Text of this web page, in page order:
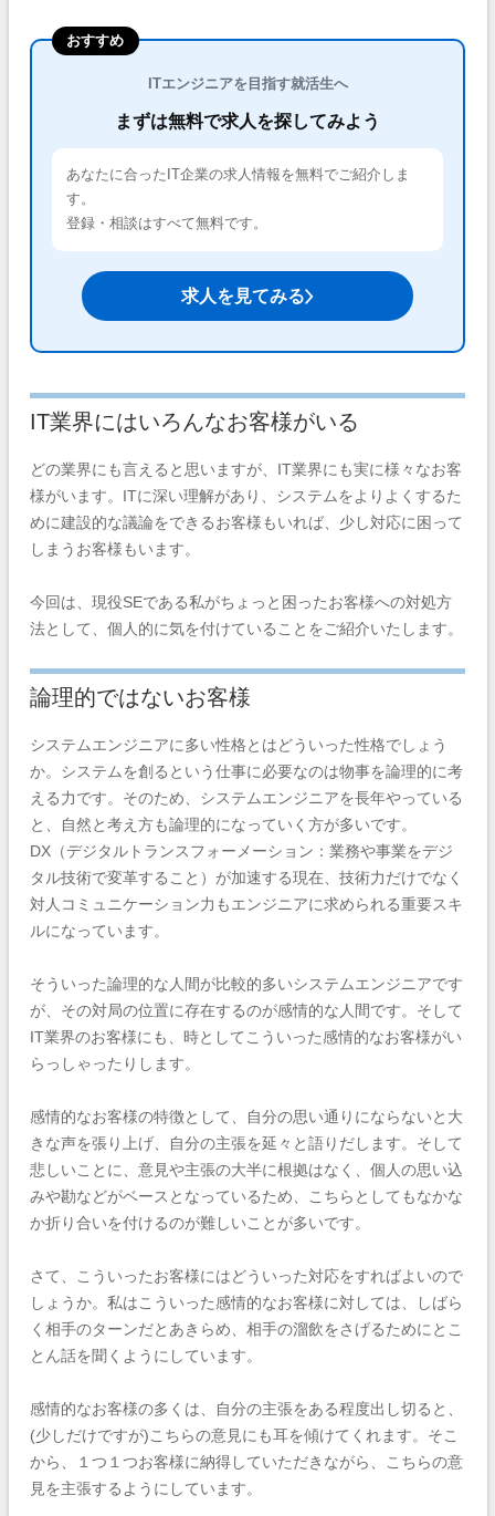
おすすめ
ITエンジニアを目指す就活生へ
まずは無料で求人を探してみよう
あなたに合ったIT企業の求人情報を無料でご紹介しま
す。
登録・相談はすべて無料です。
求人を見てみる
IT業界にはいろんなお客様がいる
どの業界にも言えると思いますが、IT業界にも実に様々なお客
様がいます。ITに深い理解があり、システムをよりよくするた
めに建設的な議論をできるお客様もいれば、少し対応に困って
しまうお客様もいます。
今回は、現役SEである私がちょっと困ったお客様への対処方
法として、個人的に気を付けていることをご紹介いたします。
論理的ではないお客様
システムエンジニアに多い性格とはどういった性格でしょう
か。システムを創るという仕事に必要なのは物事を論理的に考
える力です。そのため、システムエンジニアを長年やっている
と、自然と考え方も論理的になっていく方が多いです。
DX（デジタルトランスフォーメーション：業務や事業をデジ
タル技術で変革すること）が加速する現在、技術力だけでなく
対人コミュニケーション力もエンジニアに求められる重要スキ
ルになっています。
そういった論理的な人間が比較的多いシステムエンジニアです
が、その対局の位置に存在するのが感情的な人間です。そして
IT業界のお客様にも、時としてこういった感情的なお客様がい
らっしゃったりします。
感情的なお客様の特徴として、自分の思い通りにならないと大
きな声を張り上げ、自分の主張を延々と語りだします。そして
悲しいことに、意見や主張の大半に根拠はなく、個人の思い込
みや勘などがベースとなっているため、こちらとしてもなかな
か折り合いを付けるのが難しいことが多いです。
さて、こういったお客様にはどういった対応をすればよいので
しょうか。私はこういった感情的なお客様に対しては、しばら
く相手のターンだとあきらめ、相手の溜飲をさげるためにとこ
とん話を聞くようにしています。
感情的なお客様の多くは、自分の主張をある程度出し切ると、
(少しだけですが)こちらの意見にも耳を傾けてくれます。そこ
から、１つ１つお客様に納得していただきながら、こちらの意
見を主張するようにしています。